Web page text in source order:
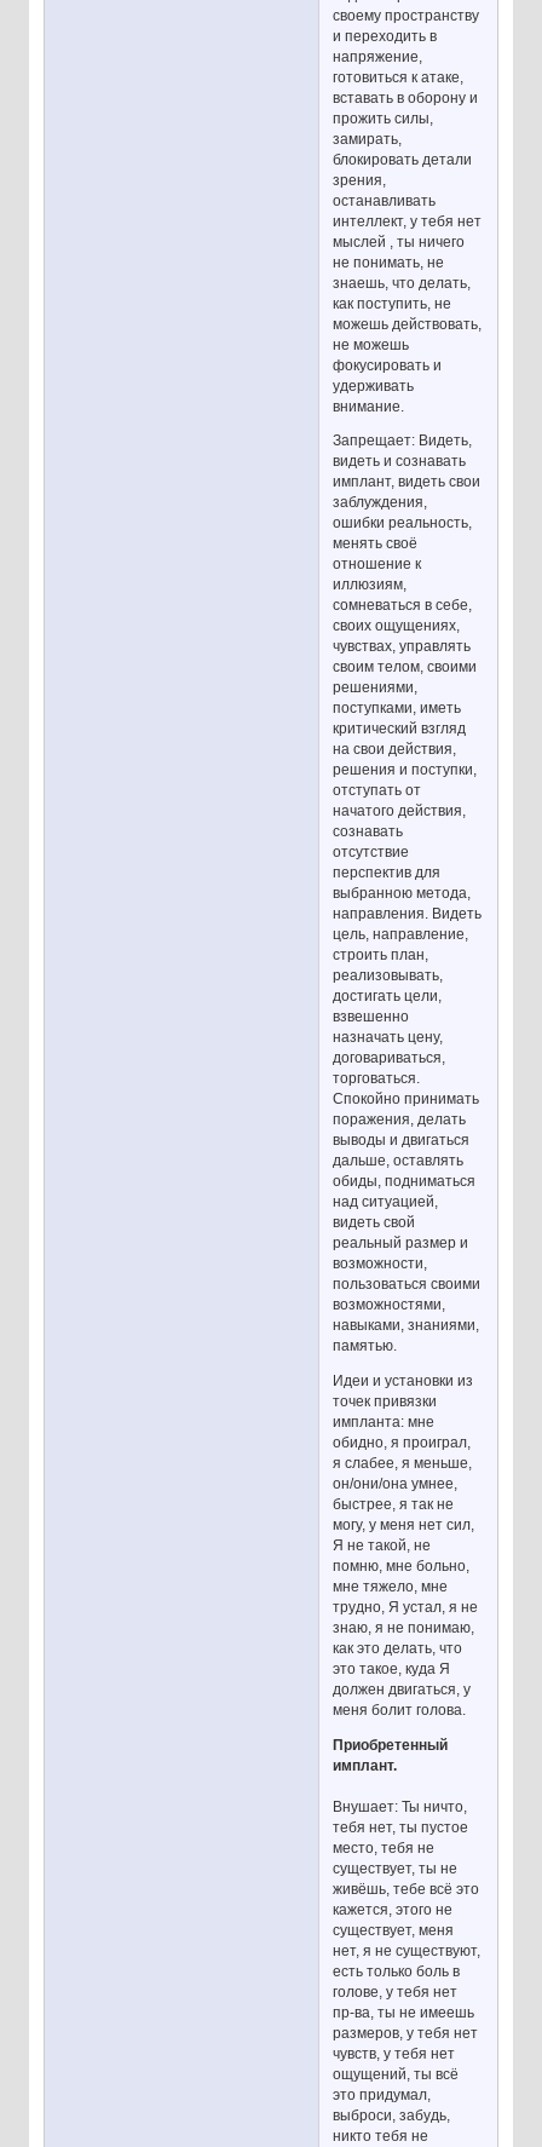
своему пространству
и переходить в
напряжение,
готовиться к атаке,
вставать в оборону и
прожить силы,
замирать,
блокировать детали
зрения,
останавливать
интеллект, у тебя нет
мыслей , ты ничего
не понимать, не
знаешь, что делать,
как поступить, не
можешь действовать,
не можешь
фокусировать и
удерживать
внимание.
Запрещает: Видеть,
видеть и сознавать
имплант, видеть свои
заблуждения,
ошибки реальность,
менять своё
отношение к
иллюзиям,
сомневаться в себе,
своих ощущениях,
чувствах, управлять
своим телом, своими
решениями,
поступками, иметь
критический взгляд
на свои действия,
решения и поступки,
отступать от
начатого действия,
сознавать
отсутствие
перспектив для
выбранною метода,
направления. Видеть
цель, направление,
строить план,
реализовывать,
достигать цели,
взвешенно
назначать цену,
договариваться,
торговаться.
Спокойно принимать
поражения, делать
выводы и двигаться
дальше, оставлять
обиды, подниматься
над ситуацией,
видеть свой
реальный размер и
возможности,
пользоваться своими
возможностями,
навыками, знаниями,
памятью.
Идеи и установки из
точек привязки
импланта: мне
обидно, я проиграл,
я слабее, я меньше,
он/они/она умнее,
быстрее, я так не
могу, у меня нет сил,
Я не такой, не
помню, мне больно,
мне тяжело, мне
трудно, Я устал, я не
знаю, я не понимаю,
как это делать, что
это такое, куда Я
должен двигаться, у
меня болит голова.
Приобретенный
имплант.
Внушает: Ты ничто,
тебя нет, ты пустое
место, тебя не
существует, ты не
живёшь, тебе всё это
кажется, этого не
существует, меня
нет, я не существуют,
есть только боль в
голове, у тебя нет
пр-ва, ты не имеешь
размеров, у тебя нет
чувств, у тебя нет
ощущений, ты всё
это придумал,
выброси, забудь,
никто тебя не